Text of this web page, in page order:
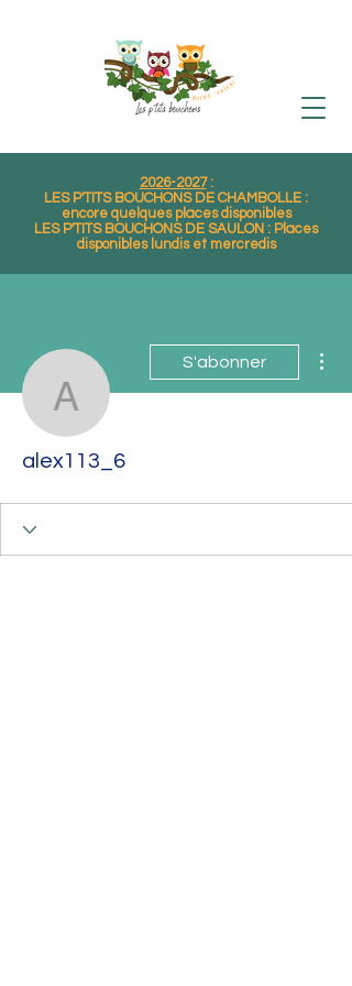
2026-2027:
LES P'TITS BOUCHONS DE CHAMBOLLE :
encore quelques places disponibles
LES P'TITS BOUCHONS DE SAULON : Places
disponibles lundis et mercredis
alex113_6
S'abonner
alex113_6